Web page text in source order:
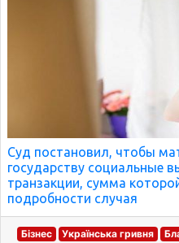
Суд постановил, чтобы
государству социальные
транзакции, сумма
подробности случая
Бізнес Українська гривня